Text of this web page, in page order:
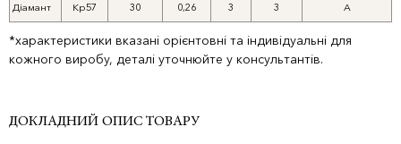
Діамант Кр57 30 0,26 3 3 А
*характеристики вказані орієнтовні та індивідуальні для
кожного виробу, деталі уточнюйте у консультантів.
ДОКЛАДНИЙ ОПИС ТОВАРУ